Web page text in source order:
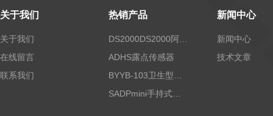
关于我们
关于我们
在线留言
联系我们
热销产品
ADHS露点传感器
新闻中心
新闻中心
技术文章